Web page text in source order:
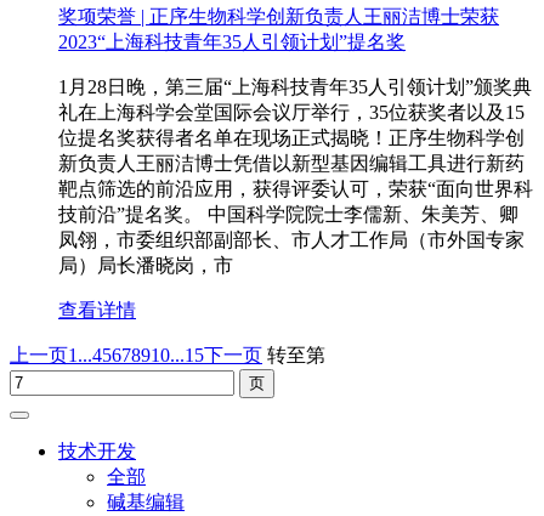
奖项荣誉 | 正序生物科学创新负责人王丽洁博士荣获
2023“上海科技青年35人引领计划”提名奖
1月28日晚，第三届“上海科技青年35人引领计划”颁奖典
礼在上海科学会堂国际会议厅举行，35位获奖者以及15
位提名奖获得者名单在现场正式揭晓！正序生物科学创
新负责人王丽洁博士凭借以新型基因编辑工具进行新药
靶点筛选的前沿应用，获得评委认可，荣获“面向世界科
技前沿”提名奖。 中国科学院院士李儒新、朱美芳、卿
凤翎，市委组织部副部长、市人才工作局（市外国专家
局）局长潘晓岗，市
查看详情
上一页1...45678910...15下一页 转至第
技术开发
全部
碱基编辑